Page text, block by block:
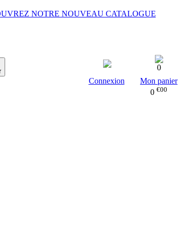
NOTRE NOUVEAU CATALOGUE
Connexion
0
Mon panier
0 €00